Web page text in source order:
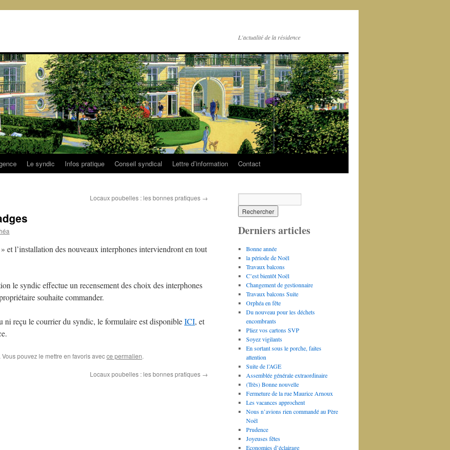
L'actualité de la résidence
Le syndic Infos pratique Conseil syndical Lettre d’information Contact
Locaux poubelles : les bonnes pratiques →
et l’installation des nouveaux interphones interviendront en tout
le syndic effectue un recensement des choix des interphones
souhaite commander.
ni reçu le courrier du syndic, le formulaire est disponibleICI, et
. Vous pouvez le mettre en favoris avecce permalien.
Locaux poubelles : les bonnes pratiques →
Derniers articles
Bonne année
la période de Noël
Travaux balcons
C’est bientôt Noël
Changement de gestionnaire
Travaux balcons Suite
Orphéa en fête
Du nouveau pour les déchets
encombrants
Pliez vos cartons SVP
Soyez vigilants
En sortant sous le porche, faites
attention
Suite de l’AGE
Assemblée générale extraordinaire
(Très) Bonne nouvelle
Fermeture de la rue Maurice Arnoux
Les vacances approchent
Nous n’avions rien commandé au Père
Noël
Prudence
Joyeuses fêtes
Economies d’éclairage